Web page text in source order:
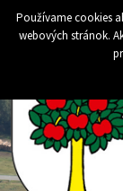
Preskočiť
obsah
Preskočiť
ľavý
Preskočiť
pravý
Preskočiť
pätičku
Používame cookies
webových stránok.